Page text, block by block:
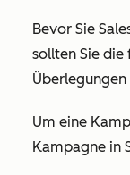
Bevor Sie
sollten Sie
Um eine
Kampagne in